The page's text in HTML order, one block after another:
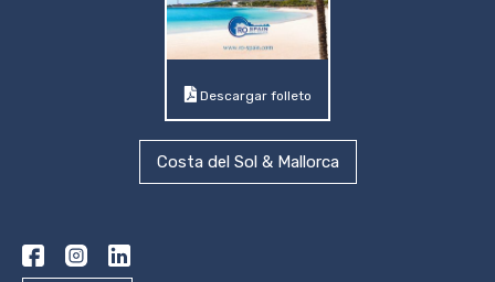
Descargar folleto
Costa del Sol & Mallorca